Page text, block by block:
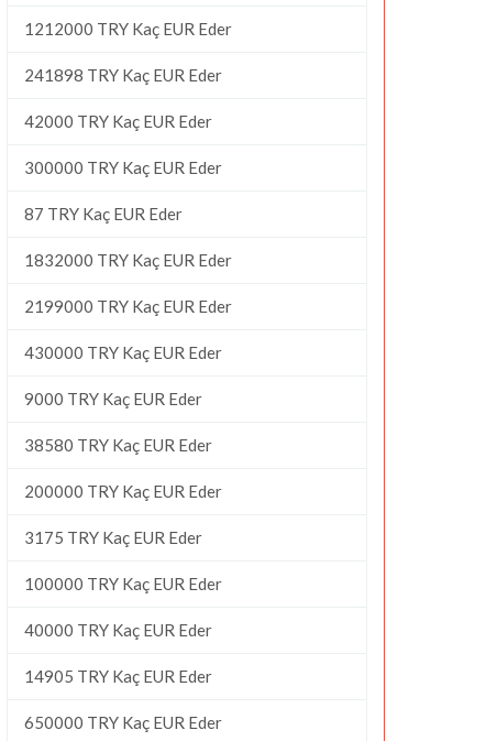
1212000 TRY Kaç EUR Eder
241898 TRY Kaç EUR Eder
42000 TRY Kaç EUR Eder
300000 TRY Kaç EUR Eder
87 TRY Kaç EUR Eder
1832000 TRY Kaç EUR Eder
2199000 TRY Kaç EUR Eder
430000 TRY Kaç EUR Eder
9000 TRY Kaç EUR Eder
38580 TRY Kaç EUR Eder
200000 TRY Kaç EUR Eder
3175 TRY Kaç EUR Eder
100000 TRY Kaç EUR Eder
40000 TRY Kaç EUR Eder
14905 TRY Kaç EUR Eder
650000 TRY Kaç EUR Eder